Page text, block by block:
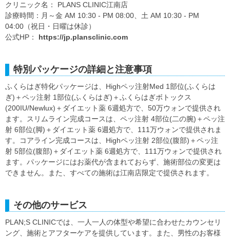
クリニック名： PLANS CLINIC江南店
診療時間：月～金 AM 10:30 - PM 08:00、土 AM 10:30 - PM
04:00（祝日・日曜は休診）
公式HP： https://jp.plansclinic.com
特別パッケージの詳細と注意事項
ふくらはぎ特化パッケージは、Highペッ注射Med 1部位(ふくらは
ぎ)＋ペッ注射 1部位(ふくらはぎ)＋ふくらはぎボトックス
(200IU/Newlux)＋ダイエット薬 6週処方で、50万ウォンで提供され
ます。スリムライン完成コースは、ペッ注射 4部位(二の腕)＋ペッ注
射 6部位(脚)＋ダイエット薬 6週処方で、111万ウォンで提供されま
す。コアライン完成コースは、Highペッ注射 2部位(腹部)＋ペッ注
射 5部位(腹部)＋ダイエット薬 6週処方で、111万ウォンで提供され
ます。パッケージにはお薬代が含まれておらず、施術部位の変更は
できません。また、すべての施術は江南店限定で提供されます。
その他のサービス
PLAN;S CLINICでは、一人一人の体型や希望に合わせたカウンセリ
ング、施術とアフターケアを提供しています。また、男性のお客様